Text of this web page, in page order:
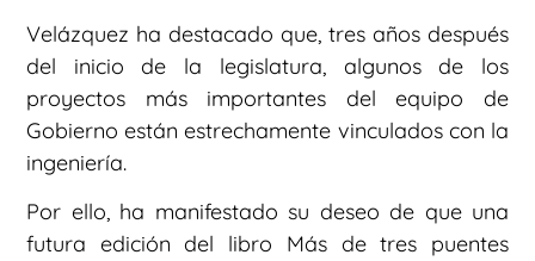
Velázquez ha destacado que, tres años después
del inicio de la legislatura, algunos de los
proyectos más importantes del equipo de
Gobierno están estrechamente vinculados con la
ingeniería.
Por ello, ha manifestado su deseo de que una
futura edición del libro Más de tres puentes